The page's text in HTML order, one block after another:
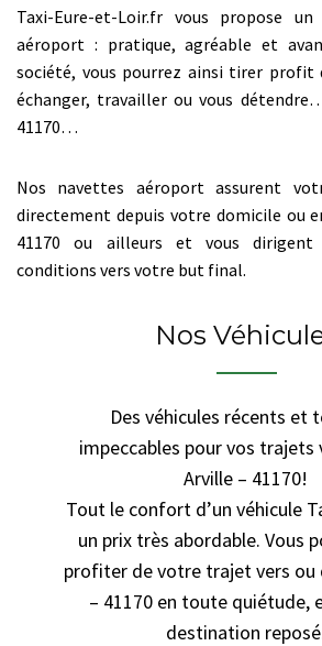
Taxi-Eure-et-Loir.fr vous propose
aéroport : pratique, agréable et
société, vous pourrez ainsi tirer
échanger, travailler ou vous
41170…
Nos navettes aéroport assurent
directement depuis votre domicile ou
41170 ou ailleurs et vous dirigent
conditions vers votre but final.
Nos
Des véhicules récents et
impeccables pour vos trajets
Arville – 41170!
Tout le confort d’un véhicule
un prix très abordable. Vous
profiter de votre trajet vers ou
– 41170 en toute quiétude,
destination